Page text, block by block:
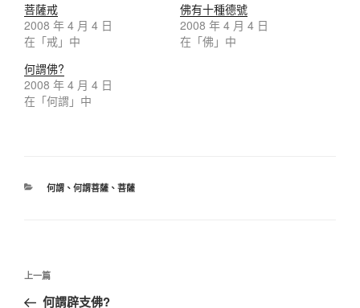
菩薩戒
2008 年 4 月 4 日
在「戒」中
佛有十種德號
2008 年 4 月 4 日
在「佛」中
何謂佛?
2008 年 4 月 4 日
在「何謂」中
何謂、 何謂菩薩、 菩薩
上一篇
何謂辟支佛?